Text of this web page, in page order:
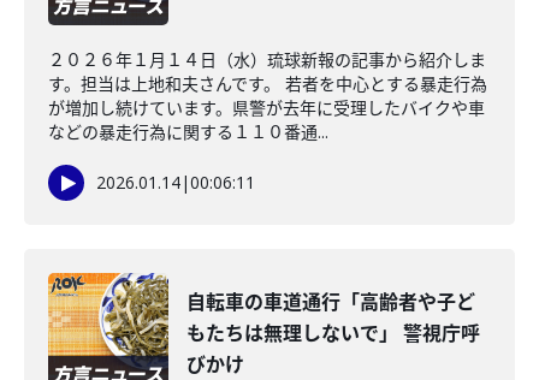
２０２６年１月１４日（水）琉球新報の記事から紹介しま
す。担当は上地和夫さんです。 若者を中心とする暴走行為
が増加し続けています。県警が去年に受理したバイクや車
などの暴走行為に関する１１０番通...
2026.01.14|00:06:11
自転車の車道通行「高齢者や子ど
もたちは無理しないで」 警視庁呼
びかけ